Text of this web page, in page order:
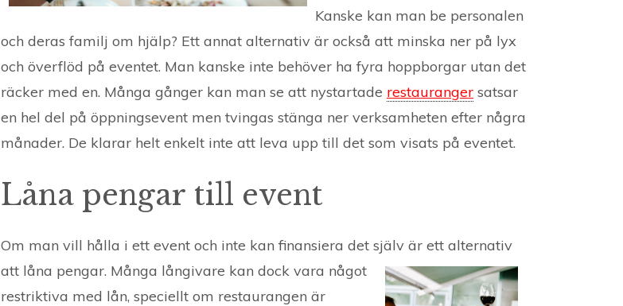
Kanske kan man be personalen
och deras familj om hjälp? Ett annat alternativ är också att minska ner på lyx
och överflöd på eventet. Man kanske inte behöver ha fyra hoppborgar utan det
räcker med en. Många gånger kan man se att nystartade restauranger satsar
en hel del på öppningsevent men tvingas stänga ner verksamheten efter några
månader. De klarar helt enkelt inte att leva upp till det som visats på eventet.
Låna pengar till event
Om man vill hålla i ett event och inte kan finansiera det själv är ett alternativ
att låna pengar. Många långivare kan dock vara något
restriktiva med lån, speciellt om restaurangen är